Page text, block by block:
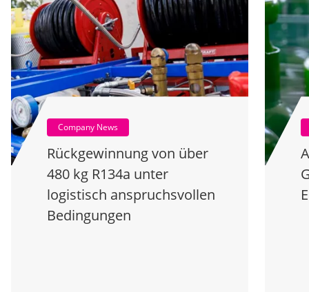
Company News
Rückgewinnung von über
480 kg R134a unter
logistisch anspruchsvollen
Bedingungen